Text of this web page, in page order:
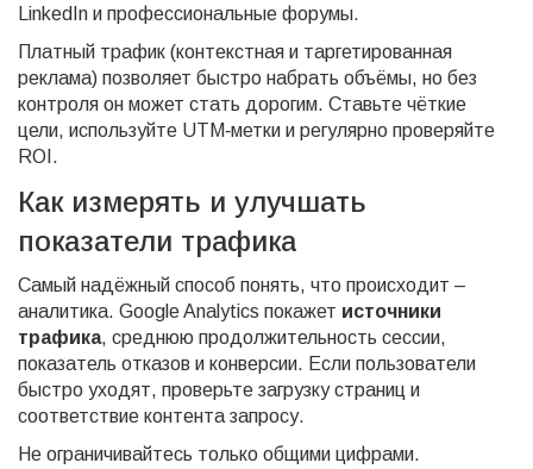
LinkedIn и профессиональные форумы.
Платный трафик (контекстная и таргетированная
реклама) позволяет быстро набрать объёмы, но без
контроля он может стать дорогим. Ставьте чёткие
цели, используйте UTM‑метки и регулярно проверяйте
ROI.
Как измерять и улучшать
показатели трафика
Самый надёжный способ понять, что происходит –
аналитика. Google Analytics покажет источники
трафика, среднюю продолжительность сессии,
показатель отказов и конверсии. Если пользователи
быстро уходят, проверьте загрузку страниц и
соответствие контента запросу.
Не ограничивайтесь только общими цифрами.